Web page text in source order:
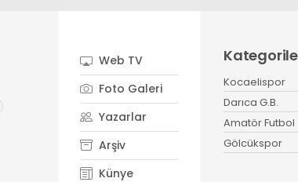
Web TV
Foto Galeri
Yazarlar
Arşiv
Künye
Kocaelispor
Darıca G.B.
Amatör Futbol
Gölcükspor